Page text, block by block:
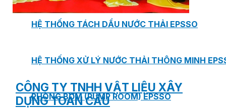
HỆ THỐNG TÁCH DẦU NƯỚC THẢI EPSSO
HỆ THỐNG XỬ LÝ NƯỚC THẢI THÔNG MINH
PHÒNG BƠM (PUMP ROOM) EPSSO
CÔNG TY TNHH VẬT LIỆU XÂY
DỰNG TOÀN CẦU